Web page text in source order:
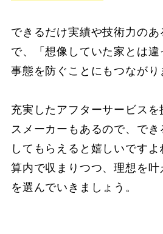
できるだけ実績や技術力のあ
で、「想像していた家とは違
事態を防ぐことにもつながり
充実したアフターサービスを
スメーカーもあるので、で
してもらえると嬉しいです
算内で収まりつつ、理想を
を選んでいきましょう。